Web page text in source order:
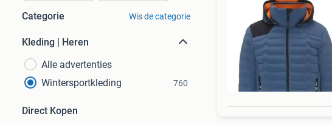
Categorie Wis de categorie
Kleding | Heren
Alle advertenties
Wintersportkleding
760
Direct Kopen